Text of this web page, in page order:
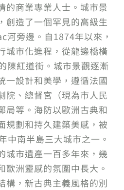
的商業專業人士。城市景
創造了一個罕見的高級生
河旁邊。自1874年以來，
城市化進程，從龍邊橋橫
陳紅道街。城市景觀逐漸
一設計和美學，遵循法國
院、總督宮（現為市人民
局等。海防以歐洲古典和
規劃和持久建築美感，被
中南半島三大城市之一。
城市遺產一百多年來，幾
歐洲靈感的氛圍中長大。
構，新古典主義風格的別